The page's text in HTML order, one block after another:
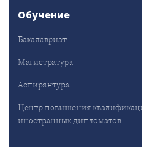
Обучение
Бакалавриат
Магистратура
Аспирантура
Центр повышения
иностранных дипломатов